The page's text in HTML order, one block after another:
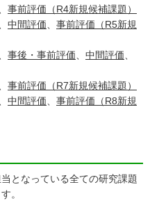
事前評価（R4新規候補課題）
中間評価
事前評価（R5新規
事後・事前評価 中間評価
事前評価（R7新規候補課題）
中間評価
事前評価（R8新規
となっている全ての研究課題
。